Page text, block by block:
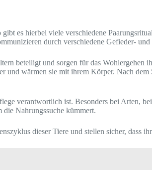
es hierbei viele verschiedene
durch verschiedene Gefieder-
beteiligt und sorgen für das
und wärmen sie mit ihrem Körper. Nach
verantwortlich ist. Besonders bei Arten,
die Nahrungssuche kümmert.
dieser Tiere und stellen sicher, dass